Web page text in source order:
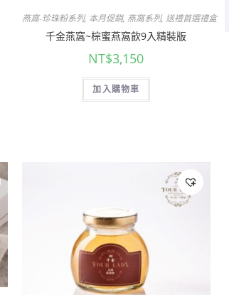
燕窩-珍珠粉系列, 本月促銷, 燕窩系列, 送禮首選禮盒專區
千金燕窩~棕蜜燕窩飲9入精裝版
NT$3,150
加入購物車